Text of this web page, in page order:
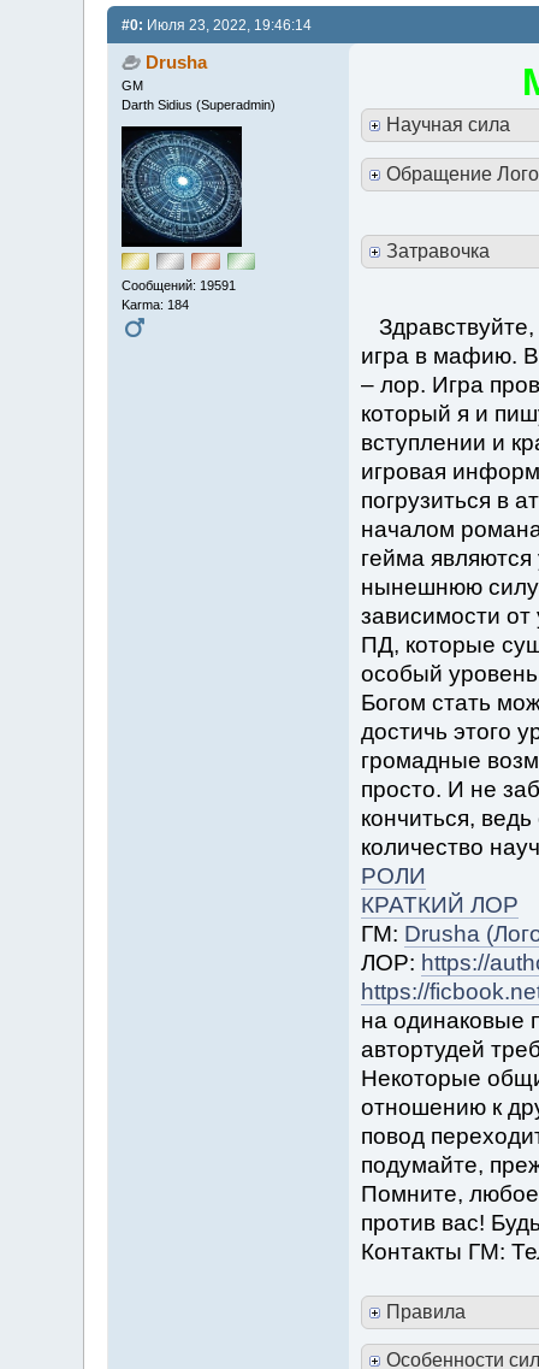
#0: Июля 23, 2022, 19:46:14
Drusha
GM
Darth Sidius (Superadmin)
Сообщений: 19591
Karma: 184
Научная сила
Обращение
Затравочка
игра в мафию. В
– лор. Игра
который я и
вступлении и
игровая
погрузиться в
началом
гейма
нынешнюю силу
зависимости
ПД, которые
особый
Богом стать
достичь этого
громадные
просто. И не
кончиться,
количество
РОЛИ
КРАТКИЙ ЛОР
ГМ: Drusha
ЛОР: https://
https://
на одинаковые
автортудей
Некоторые
отношению к
повод
подумайте,
Помните,
против вас!
Контакты ГМ:
Правила
Особенности